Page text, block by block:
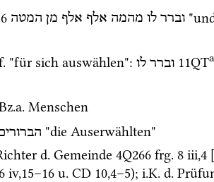
6 וברר לו מהמה אלף אלף מן המטה
"für sich auswählen": וברר לו 11QTa
Menschen
"die Auserwählten"
d. Gemeinde 4Q266 frg. 8 iii,4
iv,15–16 u. CD 10,4–5); i.K. d.